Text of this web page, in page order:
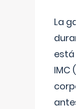
La
IMC